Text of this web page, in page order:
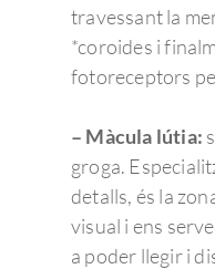
travessant la
*coroides i
fotoreceptors
– Màcula lútia:
groga.
detalls, és la
visual i ens
a poder llegir i